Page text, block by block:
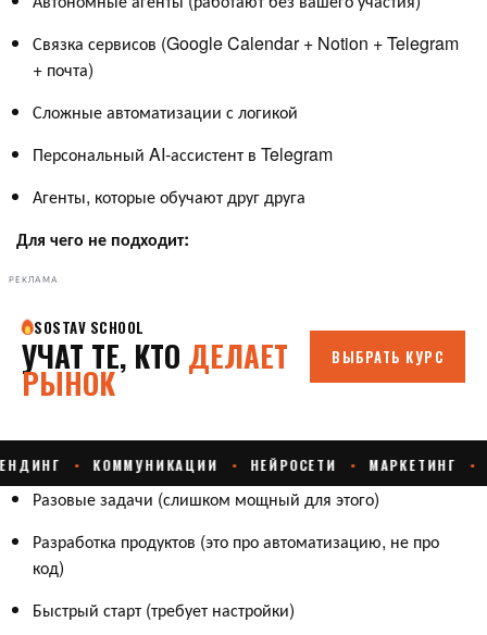
Связка сервисов (Google Calendar + Notion + Telegram
+ почта)
Сложные автоматизации с логикой
Персональный AI-ассистент в Telegram
Агенты, которые обучают друг друга
Для чего не подходит:
РЕКЛАМА
Разовые задачи (слишком мощный для этого)
Разработка продуктов (это про автоматизацию, не про
код)
Быстрый старт (требует настройки)